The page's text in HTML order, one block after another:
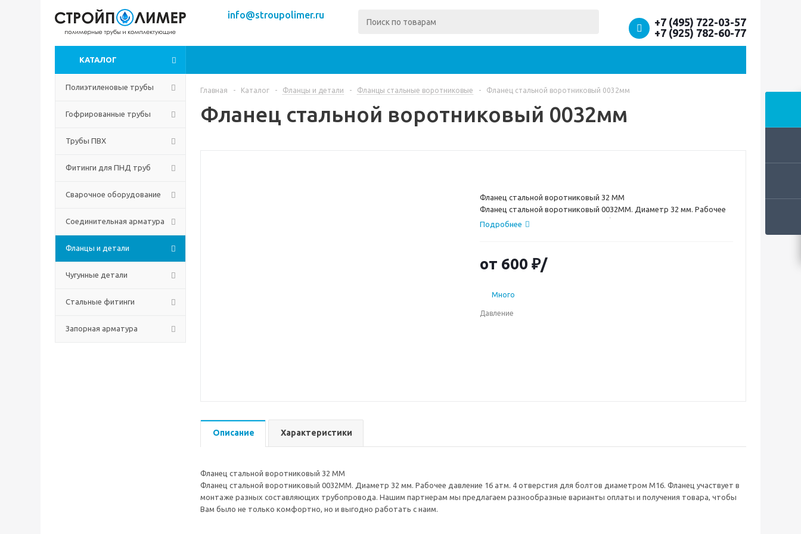
info@stroupolimer.ru
+7 (495) 722-03-57
+7 (925) 782-60-77
КАТАЛОГ
Полиэтиленовые трубы
Гофрированные трубы
Трубы ПВХ
Фитинги для ПНД труб
Сварочное оборудование
Соединительная арматура
Фланцы и детали
Чугунные детали
Стальные фитинги
Запорная арматура
Главная - Каталог - Фланцы и детали - Фланцы стальные воротниковые - Фланец стальной воротниковый 0032мм
Фланец стальной воротниковый 0032мм
Фланец стальной воротниковый 32 ММ
Фланец стальной воротниковый 0032ММ. Диаметр 32 мм. Рабочее
давление 16 атм. 4 отверстия для болтов диаметром М16. Фланец
получения товара, чтобы Вам было не только комфортно, но и
выгодно работать с наим.
Подробнее
от 600 ₽/
Много
Давление
Описание Характеристики
Фланец стальной воротниковый 32 ММ
Фланец стальной воротниковый 0032ММ. Диаметр 32 мм. Рабочее давление 16 атм. 4 отверстия для болтов диаметром М16. Фланец участвует в
монтаже разных составляющих трубопровода. Нашим партнерам мы предлагаем разнообразные варианты оплаты и получения товара, чтобы
Вам было не только комфортно, но и выгодно работать с наим.